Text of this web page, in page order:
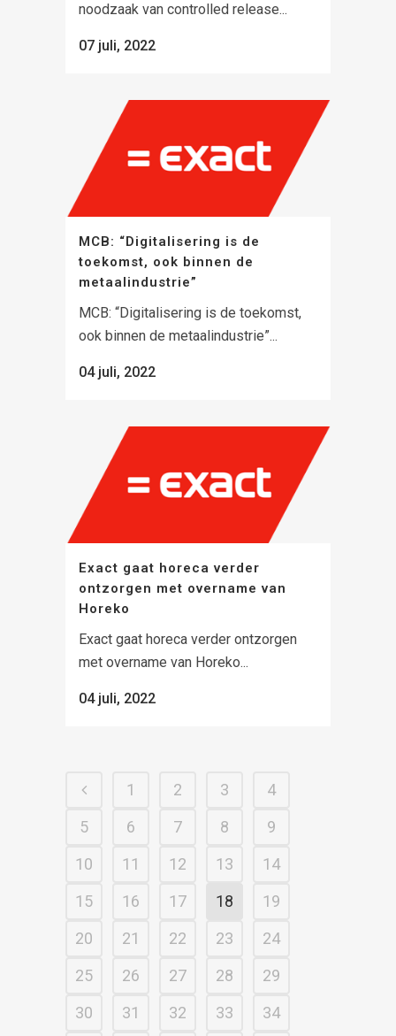
noodzaak van controlled release...
07 juli, 2022
MCB: “Digitalisering is de
toekomst, ook binnen de
metaalindustrie”
MCB: “Digitalisering is de toekomst,
ook binnen de metaalindustrie”...
04 juli, 2022
Exact gaat horeca verder
ontzorgen met overname van
Horeko
Exact gaat horeca verder ontzorgen
met overname van Horeko...
04 juli, 2022
1 2 3
4
5
6 7 8
9
10
11 12 13
14
15
16 17 18
19
20
21 22 23
24
25
26 27 28
29
30
31 32 33
34